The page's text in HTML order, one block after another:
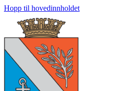
Hopp til hovedinnholdet